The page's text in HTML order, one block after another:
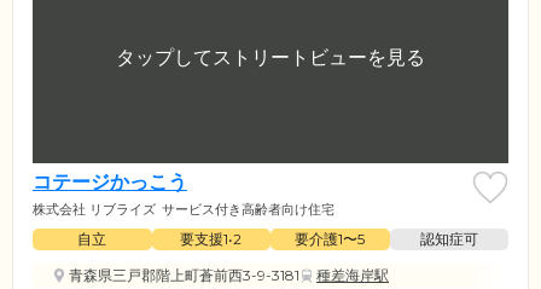
コテージかっこう
株式会社 リブライズ サービス付き高齢者向け住宅
自立 要支援1•2 要介護1〜5
認知症可
青森県三戸郡階上町蒼前西3-9-3181
種差海岸駅